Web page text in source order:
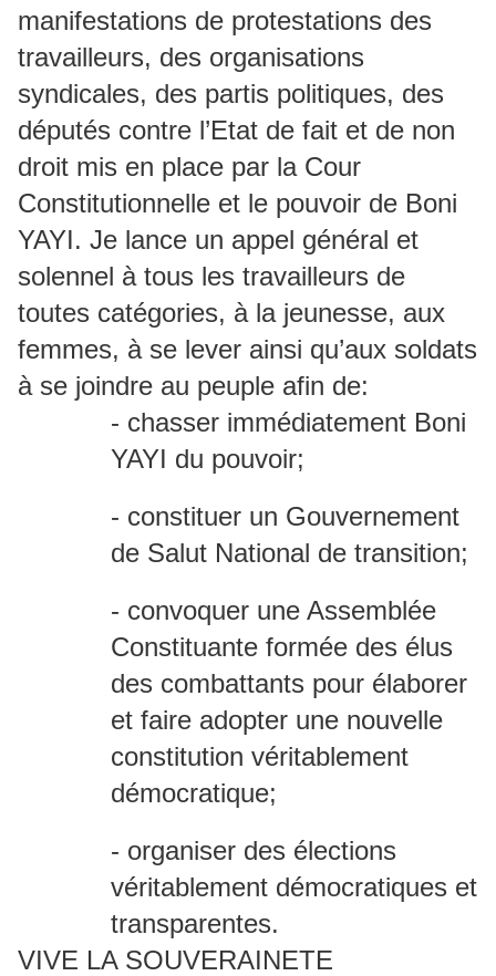
manifestations de protestations des
travailleurs, des organisations
syndicales, des partis politiques, des
députés contre l’Etat de fait et de non
droit mis en place par la Cour
Constitutionnelle et le pouvoir de Boni
YAYI. Je lance un appel général et
solennel à tous les travailleurs de
toutes catégories, à la jeunesse, aux
femmes, à se lever ainsi qu’aux soldats
à se joindre au peuple afin de:
- chasser immédiatement Boni
YAYI du pouvoir;
- constituer un Gouvernement
de Salut National de transition;
- convoquer une Assemblée
Constituante formée des élus
des combattants pour élaborer
et faire adopter une nouvelle
constitution véritablement
démocratique;
- organiser des élections
véritablement démocratiques et
transparentes.
VIVE LA SOUVERAINETE